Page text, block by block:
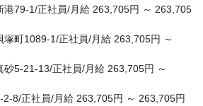
港79-1/正社員/月給 263,705円 ～ 263,705
塚町1089-1/正社員/月給 263,705円 ～
砂5-21-13/正社員/月給 263,705円 ～
2-8/正社員/月給 263,705円 ～ 263,705円